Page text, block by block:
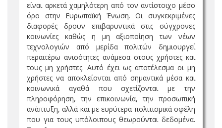
είναι αρκετά χαμηλότερη από τον αντίστοιχο μέσο
όρο στην Ευρωπαϊκή Ένωση. Οι συγκεκριμένες
διαφορές δρουν επιβαρυντικά στις σύγχρονες
κοινωνίες καθώς η μη αξιοποίηση των νέων
τεχνολογιών από μερίδα πολιτών δημιουργεί
περαιτέρω ανισότητες ανάμεσα στους χρήστες και
τους μη χρήστες. Αυτό έχει ως αποτέλεσμα οι μη
χρήστες να αποκλείονται από σημαντικά μέσα και
κοινωνικά αγαθά που σχετίζονται με την
πληροφόρηση, την επικοινωνία, την προσωπική
ανάπτυξη, αλλά και με ευρύτερα πολιτισμικά οφέλη
που για τους υπόλοιπους θεωρούνται δεδομένα.